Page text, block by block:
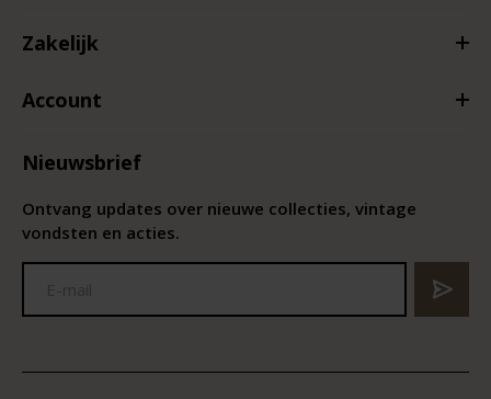
Zakelijk
Account
Nieuwsbrief
Ontvang updates over nieuwe collecties, vintage
vondsten en acties.